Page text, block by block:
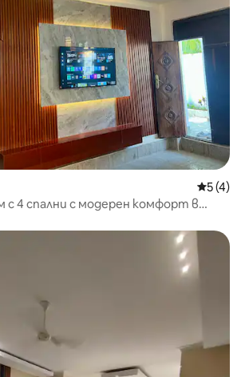
Средна
5 (4)
4 спални с модерен комфорт в